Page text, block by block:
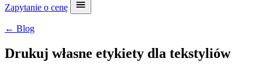
Zapytanie o cenę
← Blog
Drukuj własne etykiety dla tekstyliów